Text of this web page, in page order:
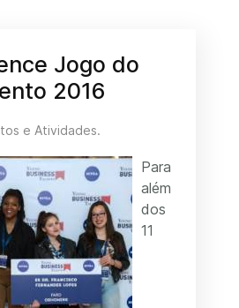
Jogo do
2016
e Atividades.
Para
além
dos
11